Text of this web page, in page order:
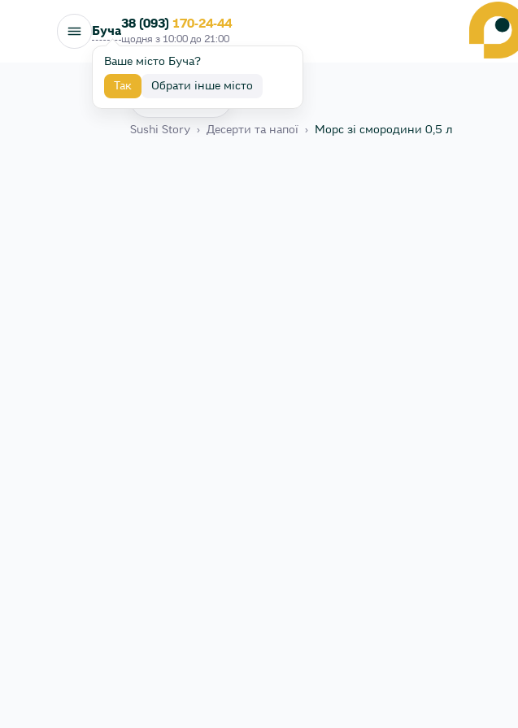
Буча
Ваше місто Буча?
Так Обрати інше місто
38 (093) 170-24-44
щодня з 10:00 до 21:00
Sushi Story › Десерти та напої › Морс зі смородини 0,5 л